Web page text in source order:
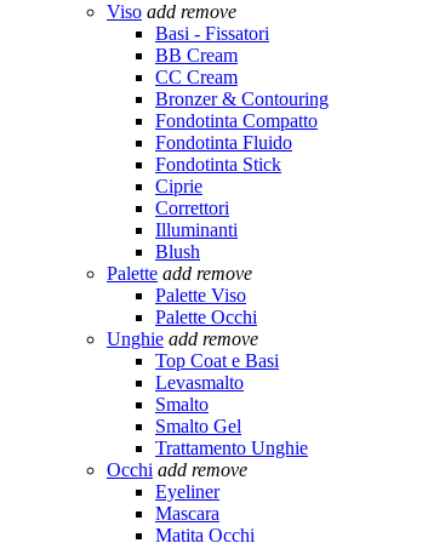
Viso add remove
Basi - Fissatori
BB Cream
CC Cream
Bronzer & Contouring
Fondotinta Compatto
Fondotinta Fluido
Fondotinta Stick
Ciprie
Correttori
Illuminanti
Blush
Palette add remove
Palette Viso
Palette Occhi
Unghie add remove
Top Coat e Basi
Levasmalto
Smalto
Smalto Gel
Trattamento Unghie
Occhi add remove
Eyeliner
Mascara
Matita Occhi